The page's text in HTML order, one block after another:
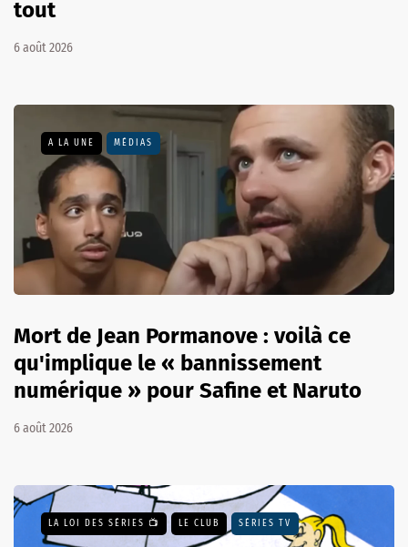
tout
6 août 2026
A LA UNE MÉDIAS
Mort de Jean Pormanove : voilà ce
qu'implique le « bannissement
numérique » pour Safine et Naruto
6 août 2026
LA LOI DES SÉRIES 📺 LE CLUB SÉRIES TV